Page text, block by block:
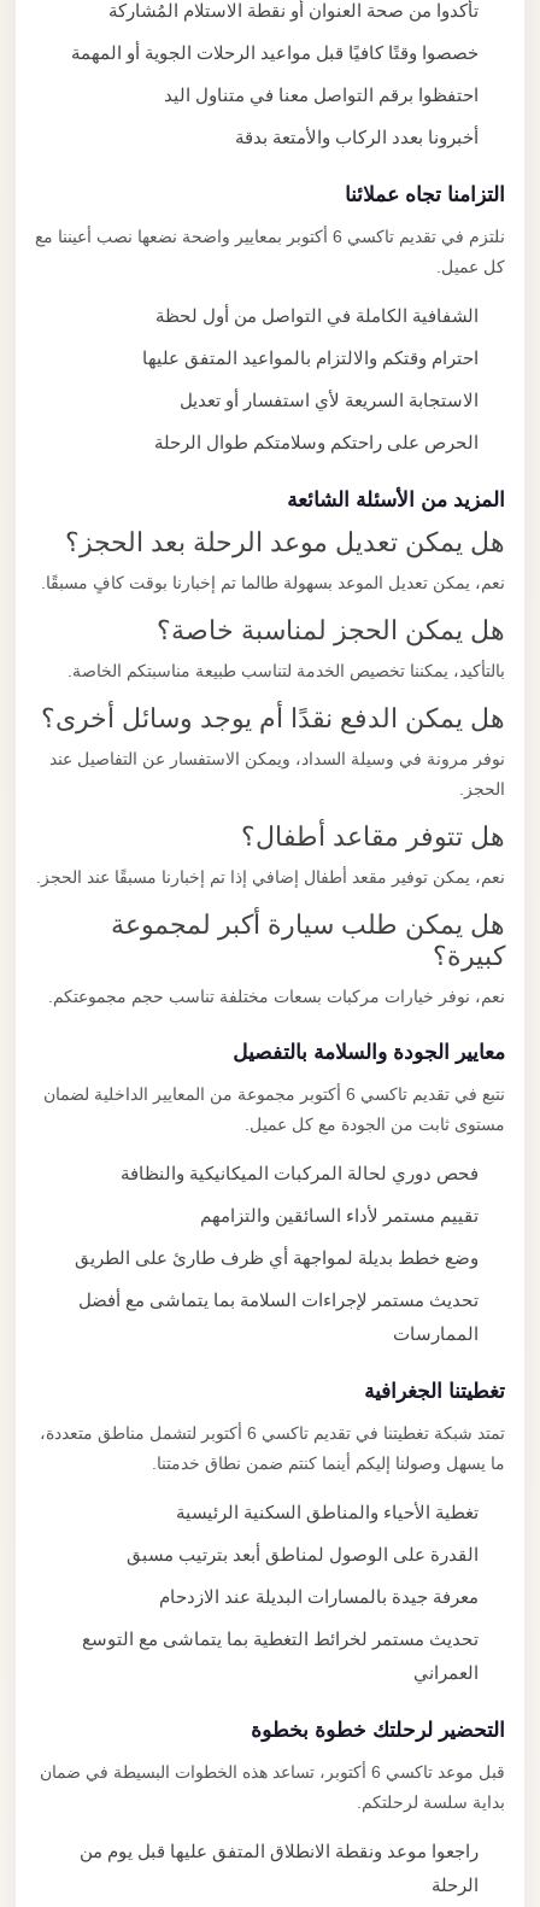
تأكدوا من صحة العنوان أو نقطة الاستلام المُشاركة
خصصوا وقتًا كافيًا قبل مواعيد الرحلات الجوية أو المهمة
احتفظوا برقم التواصل معنا في متناول اليد
أخبرونا بعدد الركاب والأمتعة بدقة
التزامنا تجاه عملائنا
نلتزم في تقديم تاكسي 6 أكتوبر بمعايير واضحة نضعها نصب أعيننا مع
كل عميل.
الشفافية الكاملة في التواصل من أول لحظة
احترام وقتكم والالتزام بالمواعيد المتفق عليها
الاستجابة السريعة لأي استفسار أو تعديل
الحرص على راحتكم وسلامتكم طوال الرحلة
المزيد من الأسئلة الشائعة
هل يمكن تعديل موعد الرحلة بعد الحجز؟
نعم، يمكن تعديل الموعد بسهولة طالما تم إخبارنا بوقت كافٍ مسبقًا.
هل يمكن الحجز لمناسبة خاصة؟
بالتأكيد، يمكننا تخصيص الخدمة لتناسب طبيعة مناسبتكم الخاصة.
هل يمكن الدفع نقدًا أم يوجد وسائل أخرى؟
نوفر مرونة في وسيلة السداد، ويمكن الاستفسار عن التفاصيل عند
الحجز.
هل تتوفر مقاعد أطفال؟
نعم، يمكن توفير مقعد أطفال إضافي إذا تم إخبارنا مسبقًا عند الحجز.
هل يمكن طلب سيارة أكبر لمجموعة
كبيرة؟
نعم، نوفر خيارات مركبات بسعات مختلفة تناسب حجم مجموعتكم.
معايير الجودة والسلامة بالتفصيل
نتبع في تقديم تاكسي 6 أكتوبر مجموعة من المعايير الداخلية لضمان
مستوى ثابت من الجودة مع كل عميل.
فحص دوري لحالة المركبات الميكانيكية والنظافة
تقييم مستمر لأداء السائقين والتزامهم
وضع خطط بديلة لمواجهة أي ظرف طارئ على الطريق
تحديث مستمر لإجراءات السلامة بما يتماشى مع أفضل
الممارسات
تغطيتنا الجغرافية
تمتد شبكة تغطيتنا في تقديم تاكسي 6 أكتوبر لتشمل مناطق متعددة،
ما يسهل وصولنا إليكم أينما كنتم ضمن نطاق خدمتنا.
تغطية الأحياء والمناطق السكنية الرئيسية
القدرة على الوصول لمناطق أبعد بترتيب مسبق
معرفة جيدة بالمسارات البديلة عند الازدحام
تحديث مستمر لخرائط التغطية بما يتماشى مع التوسع
العمراني
التحضير لرحلتك خطوة بخطوة
قبل موعد تاكسي 6 أكتوبر، تساعد هذه الخطوات البسيطة في ضمان
بداية سلسة لرحلتكم.
راجعوا موعد ونقطة الانطلاق المتفق عليها قبل يوم من
الرحلة